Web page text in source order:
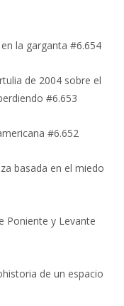
la garganta #6.654
de 2004 sobre el
#6.653
#6.652
basada en el miedo
Poniente y Levante
de un espacio